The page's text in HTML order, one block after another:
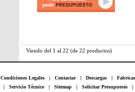
Viendo del 1 al 22 (de 22 productos)
Condiciones Legales | Contactar| Descargas |
| Servicio Técnico | Sitemap | Solicitar Presupuesto